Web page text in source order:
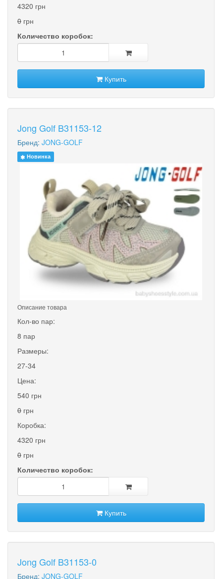
4320 грн
0 грн
Количество коробок:
Купить
Jong Golf B31153-12
Бренд: JONG-GOLF
Новинка
Описание товара
Кол-во пар:
8 пар
Размеры:
27-34
Цена:
540 грн
0 грн
Коробка:
4320 грн
0 грн
Количество коробок:
Купить
Jong Golf B31153-0
Бренд: JONG-GOLF